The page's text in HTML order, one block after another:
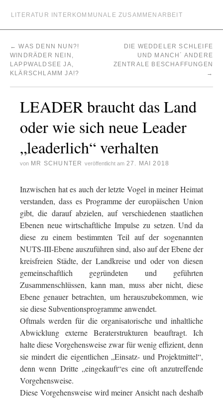
LITERATUR INTERKOMMUNALE ZUSAMMENARBEIT
← WAS DENN NUN?!
WINDRÄDER NEIN,
LAPPWALDSEE JA,
KLÄRSCHLAMM JA!?
DIE WEDDELER SCHLEIFE
UND MANCH´ ANDERE
ZENTRALE BESCHAFFUNGEN
→
LEADER braucht das Land
oder wie sich neue Leader
„leaderlich“ verhalten
von MR SCHUNTER veröffentlicht am 27. MAI 2018
Inzwischen hat es auch der letzte Vogel in meiner Heimat
verstanden, dass es Programme der europäischen Union
gibt, die darauf abzielen, auf verschiedenen staatlichen
Ebenen neue wirtschaftliche Impulse zu setzen. Und da
diese zu einem bestimmten Teil auf der sogenannten
NUTS-III-Ebene auszuführen sind, also auf der Ebene der
kreisfreien Städte, der Landkreise und oder von diesen
gemeinschaftlich gegründeten und geführten
Zusammenschlüssen, kann man, muss aber nicht, diese
Ebene genauer betrachten, um herauszubekommen, wie
sie diese Subventionsprogramme anwendet.
Oftmals werden für die organisatorische und inhaltliche
Abwicklung externe Beraterstrukturen beauftragt. Ich
halte diese Vorgehensweise zwar für wenig effizient, denn
sie mindert die eigentlichen „Einsatz- und Projektmittel“,
denn wenn Dritte „eingekauft“es eine oft anzutreffende
Vorgehensweise.
Diese Vorgehensweise wird meiner Ansicht nach deshalb